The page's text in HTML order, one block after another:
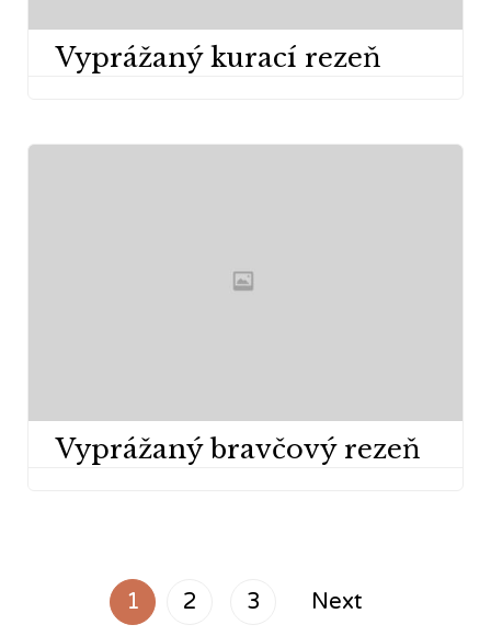
Vyprážaný kurací rezeň
Vyprážaný bravčový rezeň
1 2 3 Next